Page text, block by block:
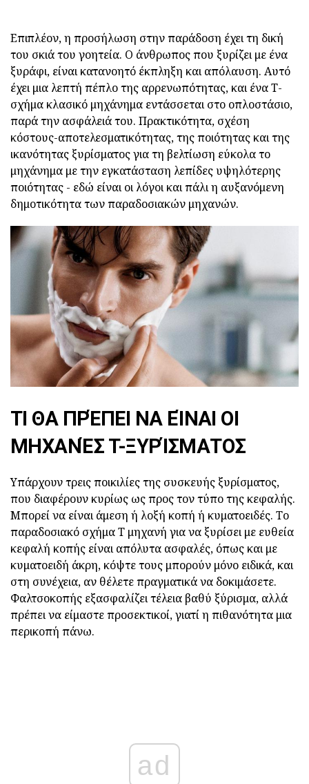
Επιπλέον, η προσήλωση στην παράδοση έχει τη δική
του σκιά του γοητεία. Ο άνθρωπος που ξυρίζει με ένα
ξυράφι, είναι κατανοητό έκπληξη και απόλαυση. Αυτό
έχει μια λεπτή πέπλο της αρρενωπότητας, και ένα T-
σχήμα κλασικό μηχάνημα εντάσσεται στο οπλοστάσιο,
παρά την ασφάλειά του. Πρακτικότητα, σχέση
κόστους-αποτελεσματικότητας, της ποιότητας και της
ικανότητας ξυρίσματος για τη βελτίωση εύκολα το
μηχάνημα με την εγκατάσταση λεπίδες υψηλότερης
ποιότητας - εδώ είναι οι λόγοι και πάλι η αυξανόμενη
δημοτικότητα των παραδοσιακών μηχανών.
ΤΙ ΘΑ ΠΡΈΠΕΙ ΝΑ ΕΊΝΑΙ ΟΙ
ΜΗΧΑΝΈΣ T-ΞΥΡΊΣΜΑΤΟΣ
Υπάρχουν τρεις ποικιλίες της συσκευής ξυρίσματος,
που διαφέρουν κυρίως ως προς τον τύπο της κεφαλής.
Μπορεί να είναι άμεση ή λοξή κοπή ή κυματοειδές. Το
παραδοσιακό σχήμα Τ μηχανή για να ξυρίσει με ευθεία
κεφαλή κοπής είναι απόλυτα ασφαλές, όπως και με
κυματοειδή άκρη, κόψτε τους μπορούν μόνο ειδικά, και
στη συνέχεια, αν θέλετε πραγματικά να δοκιμάσετε.
Φαλτσοκοπής εξασφαλίζει τέλεια βαθύ ξύρισμα, αλλά
πρέπει να είμαστε προσεκτικοί, γιατί η πιθανότητα μια
περικοπή πάνω.
ad